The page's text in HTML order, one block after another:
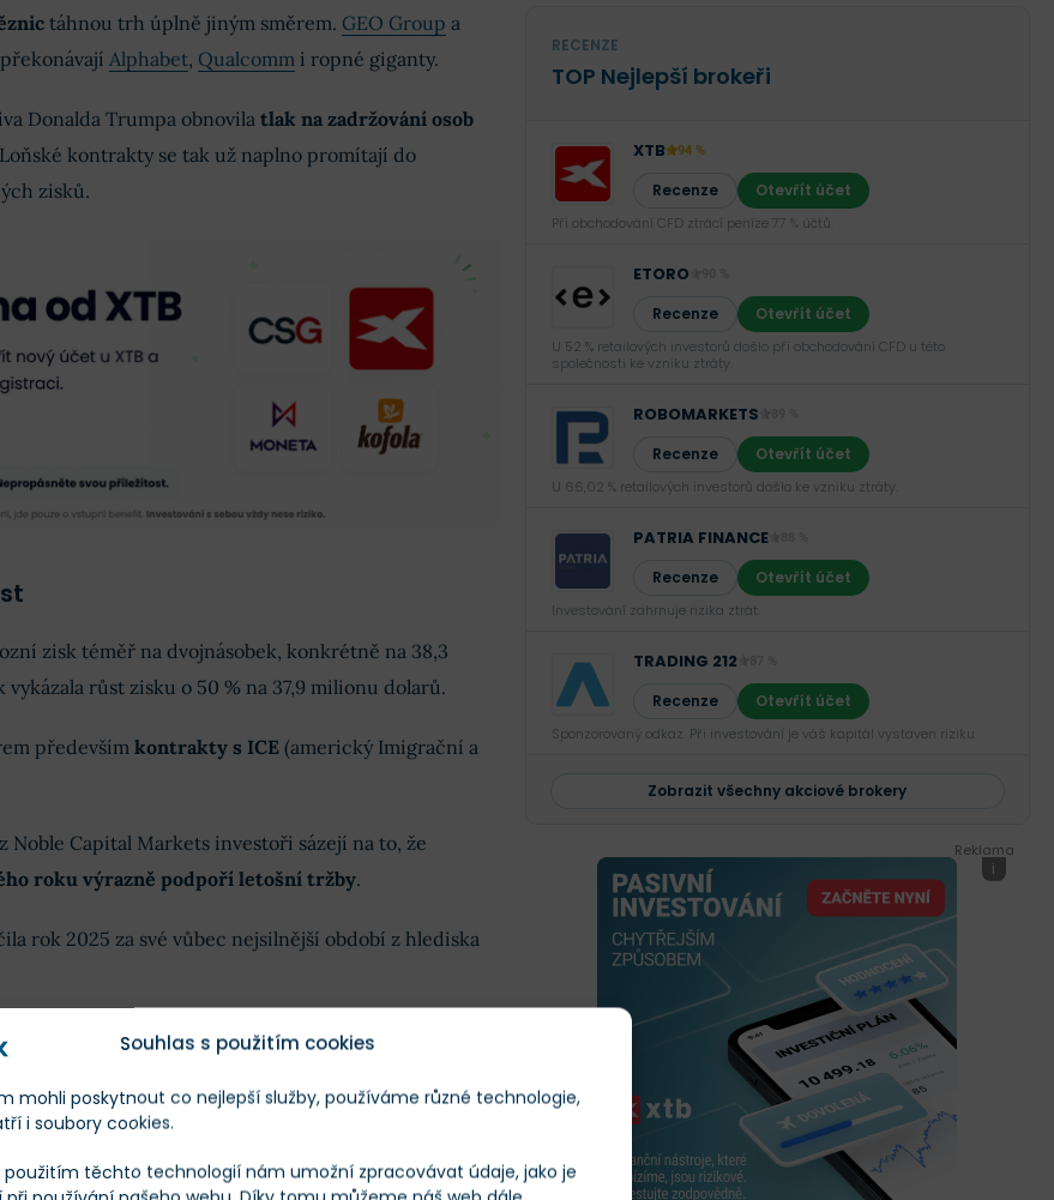
Souhlas s použitím cookies
mohli poskytnout co nejlepší služby, používáme různé technologie,
i soubory cookies.
použitím těchto technologií nám umožní zpracovávat údaje, jako je
táhnou trh úplně jiným směrem. GEO Group a
Alphabet, Qualcommi ropné giganty.
Donalda Trumpa obnovila tlak na zadržování osob
kontrakty se tak už naplno promítají do
zisků.
zisk téměř na dvojnásobek, konkrétně na 38,3
růst zisku o 50 % na 37,9 milionu dolarů.
především kontrakty s ICE (americký Imigrační a
Noble Capital Markets investoři sázejí na to, že
roku výrazně podpoří letošní tržby.
rok 2025 za své vůbec nejsilnější období z hlediska
GEO Group
RECENZE
TOP Nejlepší brokeři
XTB 94 %
Recenze Otevřít účet
Při obchodování CFD ztrácí peníze 77 % účtů.
ETORO
Recenze Otevřít účet
U 52 % retailových investorů došlo při obchodování CFD u této
společnosti ke vzniku ztráty.
ROBOMARKETS
Recenze Otevřít účet
U 66,02 % retailových investorů došlo ke vzniku ztráty.
PATRIA FINANCE
Recenze Otevřít účet
Investování zahrnuje rizika ztrát.‎
TRADING 212
Recenze Otevřít účet
Sponzorovaný odkaz. Při investování je váš kapitál vystaven riziku.
Zobrazit všechny akciové brokery
Reklama
i